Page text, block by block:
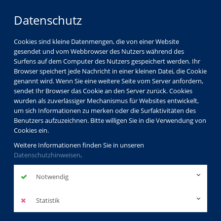
Datenschutz
Cookies sind kleine Datenmengen, die von einer Website
gesendet und vom Webbrowser des Nutzers während des
Surfens auf dem Computer des Nutzers gespeichert werden. Ihr
Browser speichert jede Nachricht in einer kleinen Datei, die Cookie
genannt wird. Wenn Sie eine weitere Seite vom Server anfordern,
sendet Ihr Browser das Cookie an den Server zurück. Cookies
wurden als zuverlässiger Mechanismus für Websites entwickelt,
um sich Informationen zu merken oder die Surfaktivitäten des
Benutzers aufzuzeichnen. Bitte willigen Sie in die Verwendung von
Cookies ein.
Weitere Informationen finden Sie in unseren
Datenschutzhinweisen.
Notwendig
Statistik